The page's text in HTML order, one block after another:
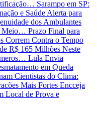
Sarampo em SP:
e Saúde Alerta para
dos Ambulantes
Meio… Prazo Final para
Correm Contra o Tempo
R$ 165 Milhões Neste
Lula Envia
em Queda
Cientistas do Clima:
Mais Fortes Encceja
Local de Prova e